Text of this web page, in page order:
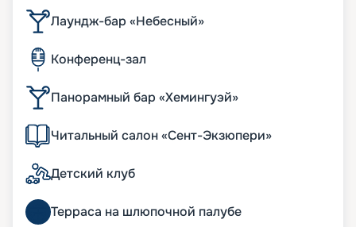
Лаундж-бар «Небесный»
Конференц-зал
Панорамный бар «Хемингуэй»
Читальный салон «Сент-Экзюпери»
Детский клуб
Терраса на шлюпочной палубе